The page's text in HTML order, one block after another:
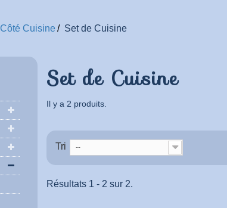
Côté Cuisine Set de Cuisine
Set de Cuisine
Il y a 2 produits.
Tri --
Résultats 1 - 2 sur 2.